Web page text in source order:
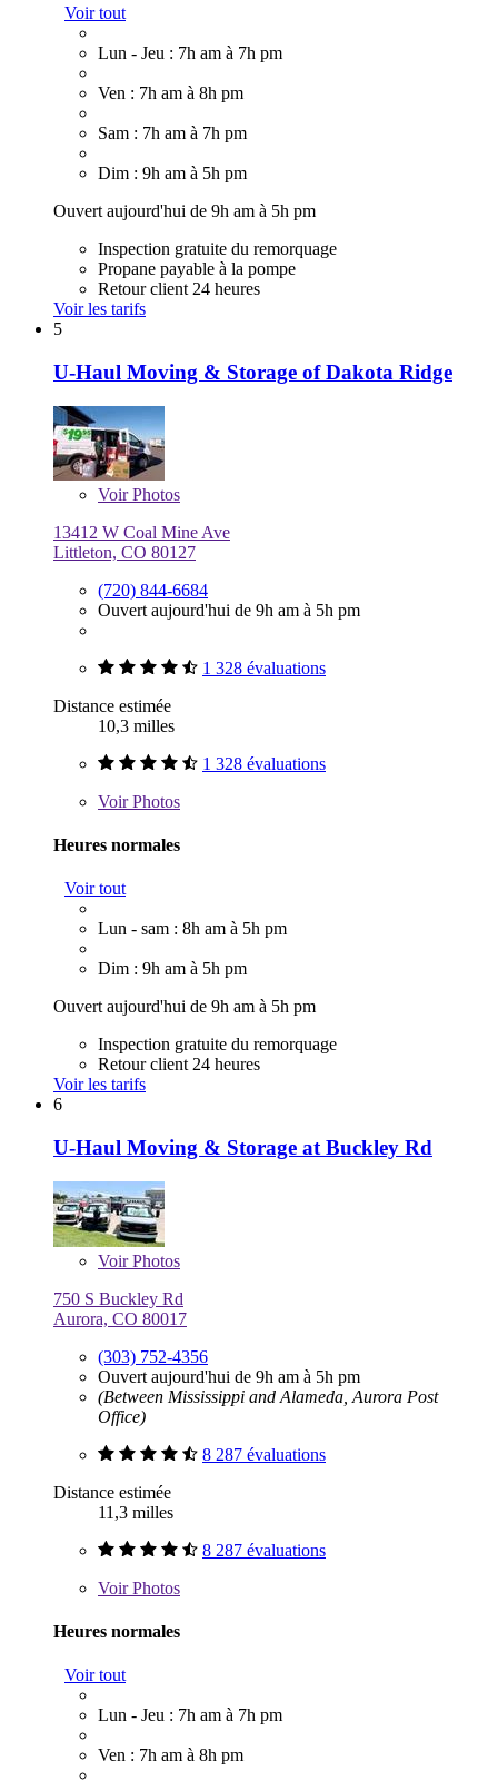
Voir tout
Lun - Jeu : 7h am à 7h pm
Ven : 7h am à 8h pm
Sam : 7h am à 7h pm
Dim : 9h am à 5h pm
Ouvert aujourd'hui de 9h am à 5h pm
Inspection gratuite du remorquage
Propane payable à la pompe
Retour client 24 heures
Voir les tarifs
5
U-Haul Moving & Storage of Dakota Ridge
VoirPhotos
13412 W Coal Mine Ave
Littleton, CO 80127
(720) 844-6684
Ouvert aujourd'hui de 9h am à 5h pm
1 328 évaluations
Distance estimée
10,3 milles
1 328 évaluations
VoirPhotos
Heures normales
Voir tout
Lun - sam : 8h am à 5h pm
Dim : 9h am à 5h pm
Ouvert aujourd'hui de 9h am à 5h pm
Inspection gratuite du remorquage
Retour client 24 heures
Voir les tarifs
6
U-Haul Moving & Storage at Buckley Rd
VoirPhotos
750 S Buckley Rd
Aurora, CO 80017
(303) 752-4356
Ouvert aujourd'hui de 9h am à 5h pm
(Between Mississippi and Alameda, Aurora Post
Office)
8 287 évaluations
Distance estimée
11,3 milles
8 287 évaluations
VoirPhotos
Heures normales
Voir tout
Lun - Jeu : 7h am à 7h pm
Ven : 7h am à 8h pm